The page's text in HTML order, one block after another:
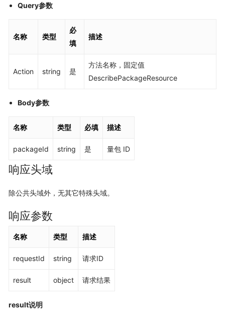
Query参数
名称 类型
必
填
描述
Action string 是
方法名称，固定值
DescribePackageResource
Body参数
名称 类型 必填 描述
packageId string 是 量包 ID
响应头域
除公共头域外，无其它特殊头域。
响应参数
名称 类型 描述
requestId string 请求ID
result object 请求结果
result说明